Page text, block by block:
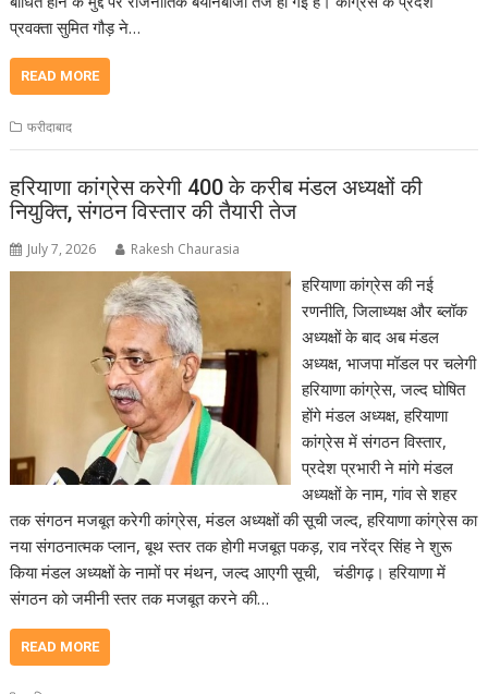
प्रवक्ता सुमित गौड़ ने…
READ MORE
फरीदाबाद
हरियाणा कांग्रेस करेगी 400 के करीब मंडल अध्यक्षों की
नियुक्ति, संगठन विस्तार की तैयारी तेज
July 7, 2026 Rakesh Chaurasia
हरियाणा कांग्रेस की नई
रणनीति, जिलाध्यक्ष और ब्लॉक
अध्यक्षों के बाद अब मंडल
अध्यक्ष, भाजपा मॉडल पर चलेगी
हरियाणा कांग्रेस, जल्द घोषित
होंगे मंडल अध्यक्ष, हरियाणा
कांग्रेस में संगठन विस्तार,
प्रदेश प्रभारी ने मांगे मंडल
अध्यक्षों के नाम, गांव से शहर
तक संगठन मजबूत करेगी कांग्रेस, मंडल अध्यक्षों की सूची जल्द, हरियाणा कांग्रेस का
नया संगठनात्मक प्लान, बूथ स्तर तक होगी मजबूत पकड़, राव नरेंद्र सिंह ने शुरू
किया मंडल अध्यक्षों के नामों पर मंथन, जल्द आएगी सूची, चंडीगढ़। हरियाणा में
संगठन को जमीनी स्तर तक मजबूत करने की…
READ MORE